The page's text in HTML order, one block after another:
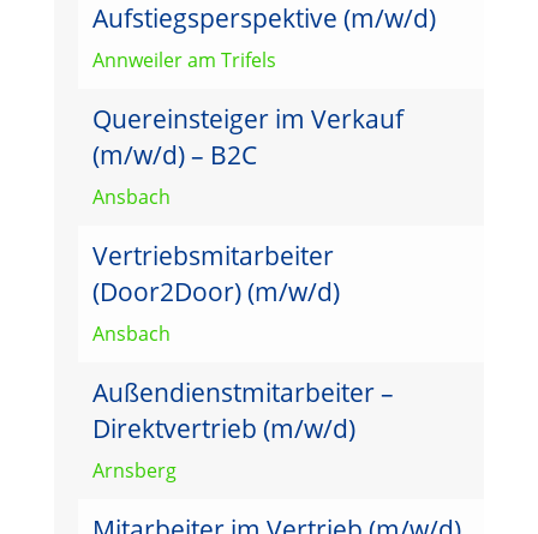
Aufstiegsperspektive (m/w/d)
Annweiler am Trifels
Quereinsteiger im Verkauf
(m/w/d) – B2C
Ansbach
Vertriebsmitarbeiter
(Door2Door) (m/w/d)
Ansbach
Außendienstmitarbeiter –
Direktvertrieb (m/w/d)
Arnsberg